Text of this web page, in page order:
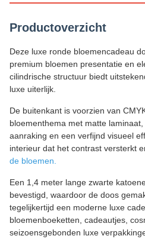
Productoverzicht
Deze luxe ronde bloemencadeau
premium bloemen presentatie en
cilindrische structuur biedt
luxe uiterlijk.
De buitenkant is voorzien van
bloementhema met matte
aanraking en een verfijnd visueel
interieur dat het contrast versterkt
de bloemen.
Een 1,4 meter lange zwarte
bevestigd, waardoor de doos
tegelijkertijd een moderne luxe
bloemenboeketten, cadeautjes,
seizoensgebonden luxe